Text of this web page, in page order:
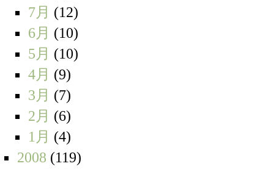
7月 (12)
6月 (10)
5月 (10)
4月 (9)
3月 (7)
2月 (6)
1月 (4)
2008 (119)